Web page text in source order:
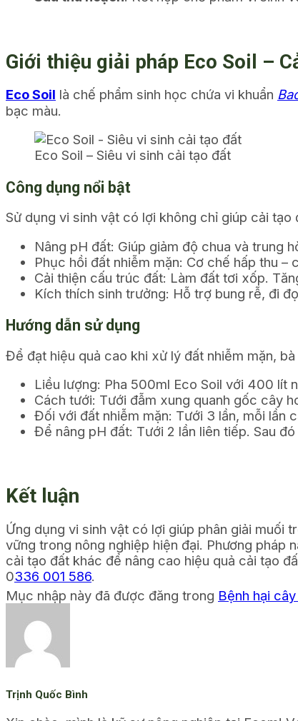
Giới thiệu giải pháp Eco Soil –
Eco Soil là chế phẩm sinh học chứa vi khuẩn
bạc màu.
Eco Soil – Siêu vi sinh cải tạo đất
Công dụng nổi bật
Sử dụng vi sinh vật có lợi không chỉ giúp cải
Nâng pH đất: Giúp giảm độ chua và trung
Phục hồi đất nhiễm mặn: Cơ chế hấp thu –
Cải thiện cấu trúc đất: Làm đất tơi xốp.
Kích thích sinh trưởng: Hỗ trợ bung rễ, đi
Hướng dẫn sử dụng
Để đạt hiệu quả cao khi xử lý đất nhiễm mặn,
Liều lượng: Pha 500ml Eco Soil với 400 lít
Cách tưới: Tưới đẫm xung quanh gốc cây
Đối với đất nhiễm mặn: Tưới 3 lần, mỗi lần
Để nâng pH đất: Tưới 2 lần liên tiếp. Sau
Kết luận
Ứng dụng vi sinh vật có lợi giúp phân giải muối
vững trong nông nghiệp hiện đại. Phương pháp
cải tạo đất khác để nâng cao hiệu quả cải tạo
0336 001 586.
Mục nhập này đã được đăng trong Bệnh hại
Trịnh Quốc Bình